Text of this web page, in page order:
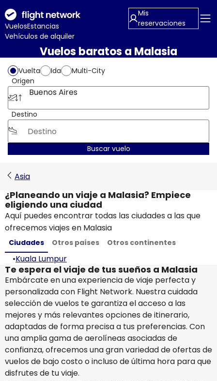
VuelosEstancias
Vehículos de alquiler
Mis
reservaciones
Vuelos baratos a Malasia
Vuelta Ida
Multi-City
Origen
Buenos Aires
Destino
Buscar vuelo
Asia
¿Planeando un viaje a Malasia? Empiece
eligiendo una ciudad
Aquí puedes encontrar todas las ciudades a las que
ofrecemos viajes en Malasia
Ciudades Otros países Otros continentes
•Kuala Lumpur
Te espera el viaje de tus sueños a Malasia
Embárcate en una experiencia de viaje perfecta y
personalizada con Flight Network. Nuestra cuidada
selección de vuelos te garantiza el acceso a las
mejores y más relevantes opciones de itinerario,
adaptadas de forma precisa a tus preferencias. Con
una amplia gama de aerolíneas asociadas de
confianza, ofrecemos una gran variedad de ofertas de
vuelos de bajo costo o incluso de última hora para que
disfrutes de tu viaje.